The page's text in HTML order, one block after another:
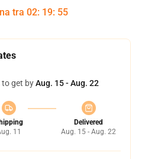
tra 02: 19: 54
to get byAug. 15 - Aug. 22
11
Delivered
Aug. 15 - Aug. 22